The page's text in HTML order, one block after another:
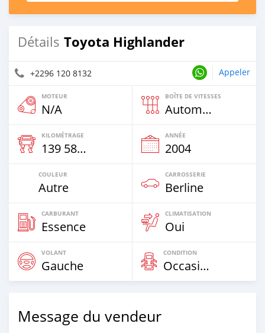
Détails Toyota Highlander
+2296 120 8132 Appeler
MOTEUR
N/A
BOÎTE DE VITESSES
Automatique
KILOMÉTRAGE
139 586 Km
ANNÉE
2004
COULEUR
Autre
CARROSSERIE
Berline
CARBURANT
Essence
CLIMATISATION
Oui
VOLANT
Gauche
CONDITION
Occasion
Message du vendeur